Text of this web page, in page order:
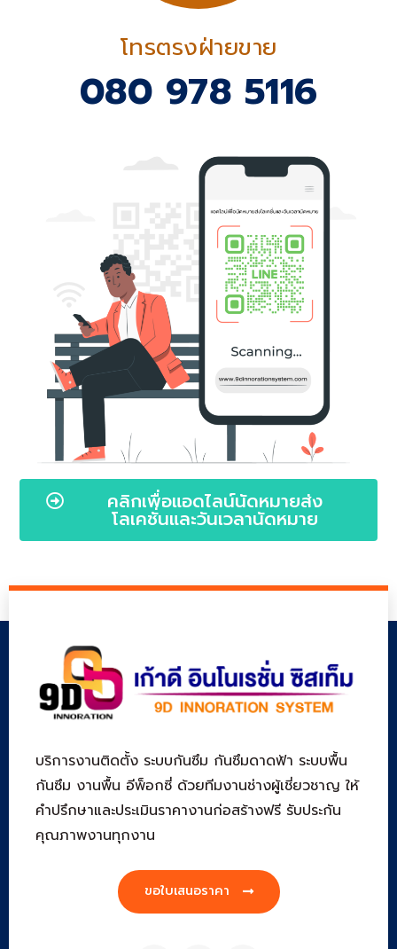
โทรตรงฝ่ายขาย
080 978 5116
คลิกเพื่อแอดไลน์นัดหมายส่ง
โลเคชั่นและวันเวลานัดหมาย
บริการงานติดตั้ง ระบบกันซึม กันซึมดาดฟ้า ระบบพื้น
กันซึม งานพื้น อีพ็อกซี่ ด้วยทีมงานช่างผู้เชี่ยวชาญ ให้
คำปรึกษาและประเมินราคางานก่อสร้างฟรี รับประกัน
คุณภาพงานทุกงาน
ขอใบเสนอราคา